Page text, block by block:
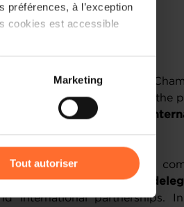
à l’exception
cookies est accessible
sur les réseaux
Marketing
Tout autoriser
Kirchberg
Luxembourg, the
in collaboration with the
coordinate several
Meetings , Luxembourg
meetingswithforeign
international partnerships.